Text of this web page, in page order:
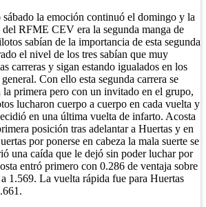
sábado la emoción continuó el domingo y la
RFME CEV era la segunda manga de
sabían de la importancia de esta segunda
el nivel de los tres sabían que muy
carreras y sigan estando igualados en los
Con ello esta segunda carrera se
primera pero con un invitado en el grupo,
lucharon cuerpo a cuerpo en cada vuelta y
en una última vuelta de infarto. Acosta
posición tras adelantar a Huertas y en
por ponerse en cabeza la mala suerte se
una caída que le dejó sin poder luchar por
entró primero con 0.286 de ventaja sobre
1.569. La vuelta rápida fue para Huertas